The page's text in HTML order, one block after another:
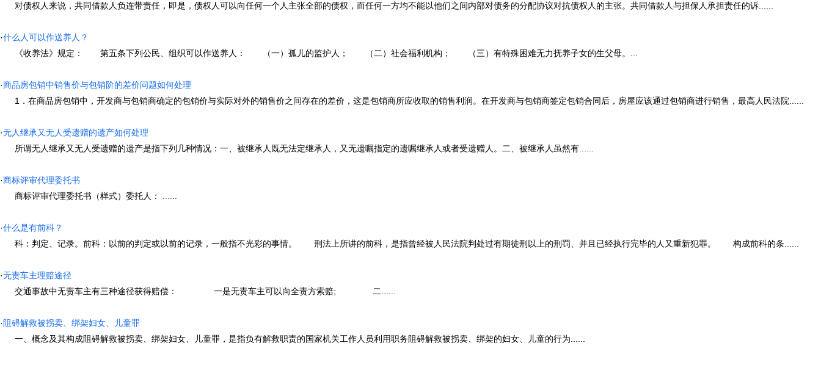
对债权人来说，共同借款人负连带责任，即是，债权人可以向任何一个人主张全部的债权，而任何一方均不能以他们之间内部对债务的分配协议对抗债权人的主张。共同借款人与担保人承担责任的诉......
·什么人可以作送养人？
《收养法》规定： 第五条下列公民、组织可以作送养人： （一）孤儿的监护人； （二）社会福利机构； （三）有特殊困难无力抚养子女的生父母。...
·商品房包销中销售价与包销阶的差价问题如何处理
1．在商品房包销中，开发商与包销商确定的包销价与实际对外的销售价之间存在的差价，这是包销商所应收取的销售利润。在开发商与包销商签定包销合同后，房屋应该通过包销商进行销售，最高人民法院......
·无人继承又无人受遗赠的遗产如何处理
所谓无人继承又无人受遗赠的遗产是指下列几种情况：一、被继承人既无法定继承人，又无遗嘱指定的遗嘱继承人或者受遗赠人。二、被继承人虽然有......
·商标评审代理委托书
商标评审代理委托书（样式）委托人： ......
·什么是有前科？
科：判定、记录。前科：以前的判定或以前的记录，一般指不光彩的事情。 刑法上所讲的前科，是指曾经被人民法院判处过有期徒刑以上的刑罚、并且已经执行完毕的人又重新犯罪。 构成前科的条......
·无责车主理赔途径
交通事故中无责车主有三种途径获得赔偿： 一是无责车主可以向全责方索赔; 二......
· 阻碍解救被拐卖、绑架妇女、儿童罪
一、概念及其构成阻碍解救被拐卖、绑架妇女、儿童罪，是指负有解救职责的国家机关工作人员利用职务阻碍解救被拐卖、绑架的妇女、儿童的行为......